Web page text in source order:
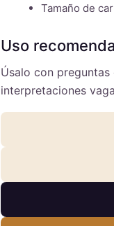
Tamaño de
Uso
Úsalo con
interpretaciones